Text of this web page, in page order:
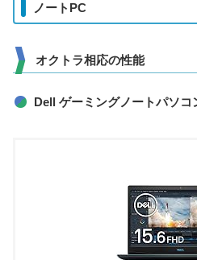
ノートPC
オクトラ相応の性能
Dell ゲーミングノートパソコ